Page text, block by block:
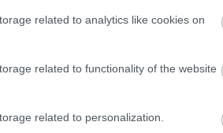
related to analytics like cookies on
related to functionality of the website
related to personalization.
κλαμπ με τα
στον κόσμο -
15:01
14:54